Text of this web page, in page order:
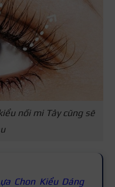
nối mi Tây cũng sẽ
Chon Kiểu Dáng